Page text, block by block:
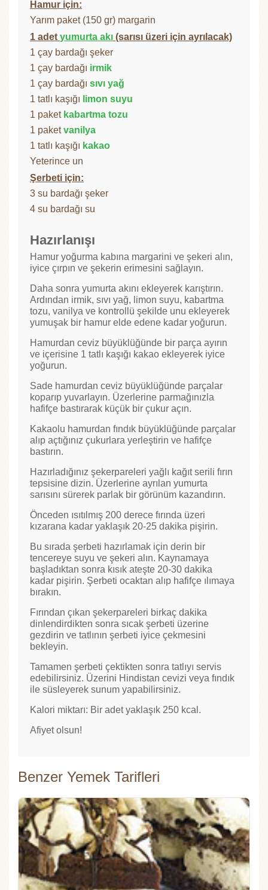
Hamur için:
Yarım paket (150 gr) margarin
1 adet yumurta akı (sarısı üzeri için ayrılacak)
1 çay bardağı şeker
1 çay bardağı irmik
1 çay bardağı sıvı yağ
1 tatlı kaşığı limon suyu
1 paket kabartma tozu
1 paketvanilya
1 tatlı kaşığı kakao
Yeterince un
Şerbeti için:
3 su bardağı şeker
4 su bardağı su
Hazırlanışı
Hamur yoğurma kabına margarini ve şekeri alın,
iyice çırpın ve şekerin erimesini sağlayın.
Daha sonra yumurta akını ekleyerek karıştırın.
Ardından irmik, sıvı yağ, limon suyu, kabartma
tozu, vanilya ve kontrollü şekilde unu ekleyerek
yumuşak bir hamur elde edene kadar yoğurun.
Hamurdan ceviz büyüklüğünde bir parça ayırın
ve içerisine 1 tatlı kaşığı kakao ekleyerek iyice
yoğurun.
Sade hamurdan ceviz büyüklüğünde parçalar
koparıp yuvarlayın. Üzerlerine parmağınızla
hafifçe bastırarak küçük bir çukur açın.
Kakaolu hamurdan fındık büyüklüğünde parçalar
alıp açtığınız çukurlara yerleştirin ve hafifçe
bastırın.
Hazırladığınız şekerpareleri yağlı kağıt serili fırın
tepsisine dizin. Üzerlerine ayrılan yumurta
sarısını sürerek parlak bir görünüm kazandırın.
Önceden ısıtılmış 200 derece fırında üzeri
kızarana kadar yaklaşık 20-25 dakika pişirin.
Bu sırada şerbeti hazırlamak için derin bir
tencereye suyu ve şekeri alın. Kaynamaya
başladıktan sonra kısık ateşte 20-30 dakika
kadar pişirin. Şerbeti ocaktan alıp hafifçe ılımaya
bırakın.
Fırından çıkan şekerpareleri birkaç dakika
dinlendirdikten sonra sıcak şerbeti üzerine
gezdirin ve tatlının şerbeti iyice çekmesini
bekleyin.
Tamamen şerbeti çektikten sonra tatlıyı servis
edebilirsiniz. Üzerini Hindistan cevizi veya fındık
ile süsleyerek sunum yapabilirsiniz.
Kalori miktarı: Bir adet yaklaşık 250 kcal.
Afiyet olsun!
Benzer Yemek Tarifleri